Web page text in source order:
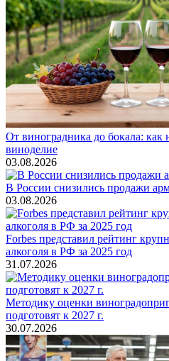
От виноградника до бокала: как
виноделие
03.08.2026
В России снизились продажи
03.08.2026
Forbes представил рейтинг
алкоголя в РФ за 2025 год
31.07.2026
Методику оценки
подготовят к 2027 г.
30.07.2026